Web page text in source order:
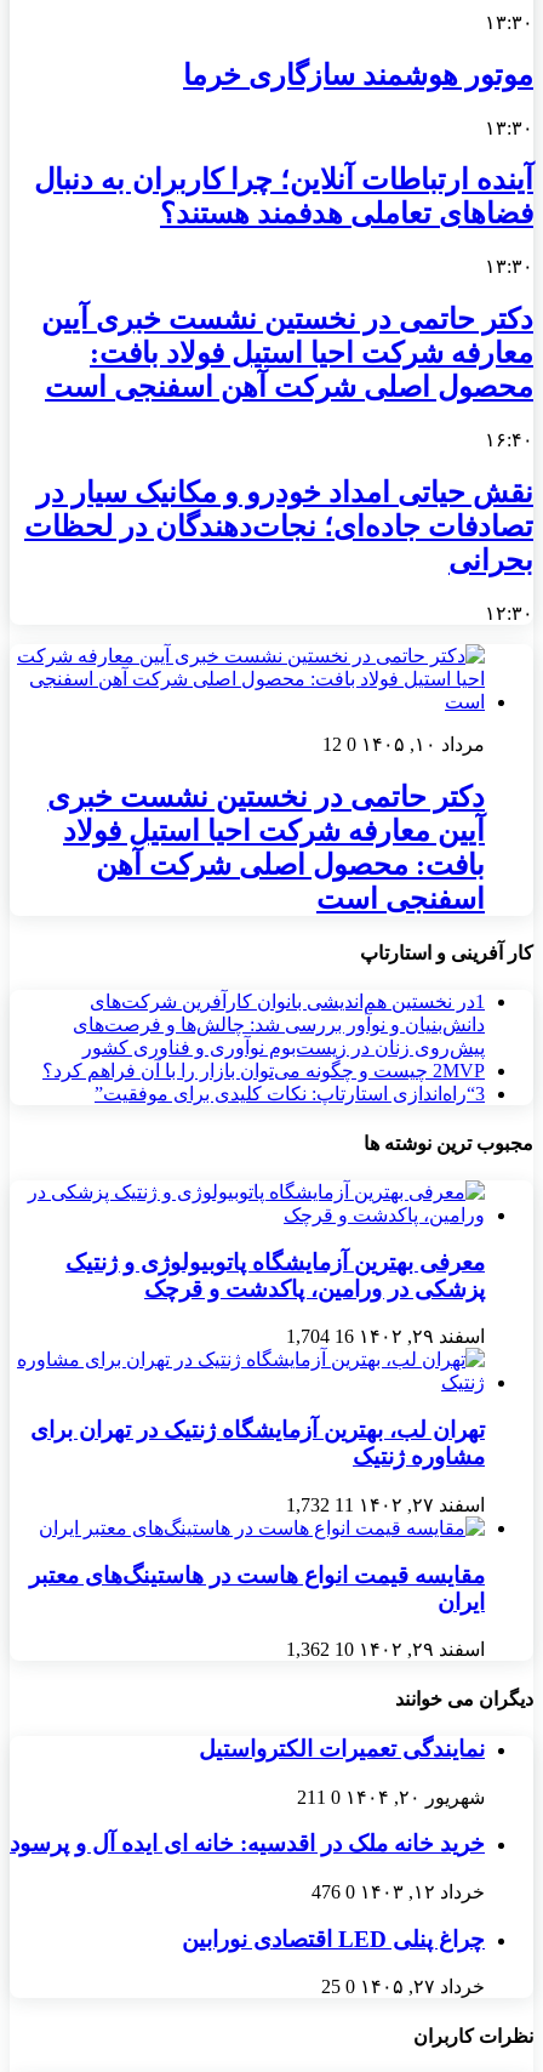
۱۳:۳۰
موتور هوشمند سازگاری خرما
۱۳:۳۰
آینده ارتباطات آنلاین؛ چرا کاربران به دنبال
فضاهای تعاملی هدفمند هستند؟
۱۳:۳۰
دکتر حاتمی در نخستین نشست خبری آیین
معارفه شرکت احیا استیل فولاد بافت:
محصول اصلی شرکت آهن اسفنجی است
۱۶:۴۰
نقش حیاتی امداد خودرو و مکانیک سیار در
تصادفات جاده‌ای؛ نجات‌دهندگان در لحظات
بحرانی
۱۲:۳۰
مرداد ۱۰, ۱۴۰۵ 0
12
دکتر حاتمی در نخستین نشست خبری
آیین معارفه شرکت احیا استیل فولاد
بافت: محصول اصلی شرکت آهن
اسفنجی است
کار آفرینی و استارتاپ
1در نخستین هم‌اندیشی بانوان کارآفرین شرکت‌های
دانش‌بنیان و نوآور بررسی شد: چالش‌ها و فرصت‌های
پیش‌روی زنان در زیست‌بوم نوآوری و فناوری کشور
2MVP چیست و چگونه می‌توان بازار را با آن فراهم کرد؟
3“راه‌اندازی استارتاپ: نکات کلیدی برای موفقیت”
مجبوب ترین نوشته ها
معرفی بهترین آزمایشگاه پاتوبیولوژی و ژنتیک
پزشکی در ورامین، پاکدشت و قرچک
اسفند ۲۹, ۱۴۰۲ 16
1,704
تهران لب، بهترین آزمایشگاه ژنتیک در تهران برای
مشاوره ژنتیک
اسفند ۲۷, ۱۴۰۲ 11
1,732
مقایسه قیمت انواع هاست در هاستینگ‌های معتبر
ایران
اسفند ۲۹, ۱۴۰۲ 10
1,362
دیگران می خوانند
نمایندگی تعمیرات الکترواستیل
شهریور ۲۰, ۱۴۰۴ 0
211
خرید خانه ملک در اقدسیه: خانه ای ایده آل و پرسود
خرداد ۱۲, ۱۴۰۳ 0
476
چراغ پنلی LED اقتصادی نورابین
خرداد ۲۷, ۱۴۰۵ 0
25
نظرات کاربران